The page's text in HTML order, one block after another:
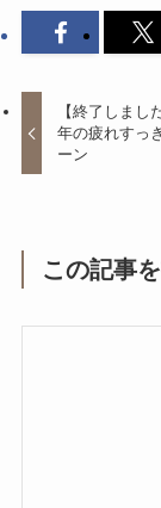
【終了しまし
年の疲れすっ
ーン
この記事